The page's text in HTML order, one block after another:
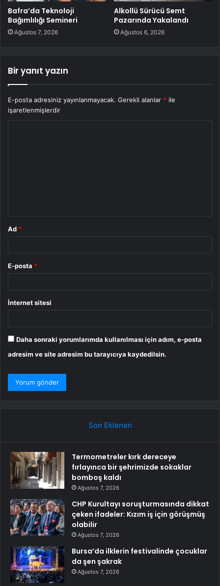
Bafra’da Teknoloji
Bağımlılığı Semineri
Ağustos 7, 2026
Alkollü Sürücü Semt
Pazarında Yakalandı
Ağustos 6, 2026
Bir yanıt yazın
E-posta adresiniz yayınlanmayacak. Gerekli alanlar * ile
işaretlenmişlerdir
Ad *
E-posta *
İnternet sitesi
Daha sonraki yorumlarımda kullanılması için adım, e-posta
adresim ve site adresim bu tarayıcıya kaydedilsin.
Son Eklenen
Termometreler kırk dereceye
fırlayınca bir şehrimizde sokaklar
bomboş kaldı
Ağustos 7, 2026
CHP Kurultayı soruşturmasında dikkat
çeken ifadeler: Kızım iş için görüşmüş
olabilir
Ağustos 7, 2026
Bursa’da ilklerin festivalinde çocuklar
da şen şakrak
Ağustos 7, 2026